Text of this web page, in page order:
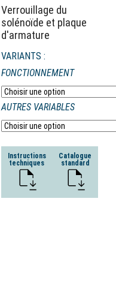
Verrouillage du
solénoïde et plaque
d'armature
VARIANTS :
FONCTIONNEMENT
AUTRES VARIABLES
Instructions
techniques
Catalogue
standard